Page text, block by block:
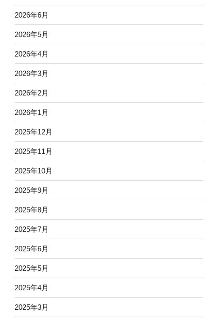
2026年6月
2026年5月
2026年4月
2026年3月
2026年2月
2026年1月
2025年12月
2025年11月
2025年10月
2025年9月
2025年8月
2025年7月
2025年6月
2025年5月
2025年4月
2025年3月